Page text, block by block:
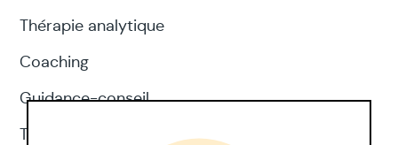
Thérapie analytique
Coaching
Guidance-conseil
Thérapie d'acceptation et d'engagement